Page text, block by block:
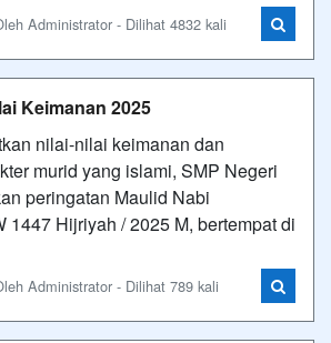
Administrator - Dilihat 4832 kali
Keimanan 2025
nilai-nilai keimanan dan
murid yang islami, SMP Negeri
peringatan Maulid Nabi
1447 Hijriyah / 2025 M, bertempat di
Administrator - Dilihat 789 kali